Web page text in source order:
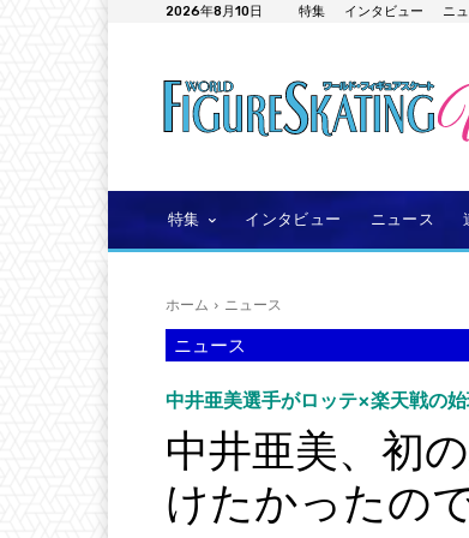
2026年8月10日 特集 インタビュー ニ
特集 インタビュー ニュース
ホーム ニュース
ニュース
中井亜美選手がロッテ×楽天戦の始
中井亜美、初
けたかったの